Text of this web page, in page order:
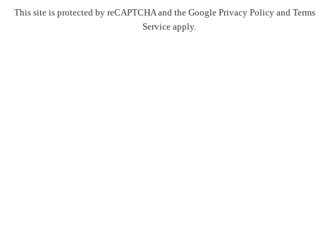
This site is protected by reCAPTCHA and the Google Privacy Policyand
Service apply.